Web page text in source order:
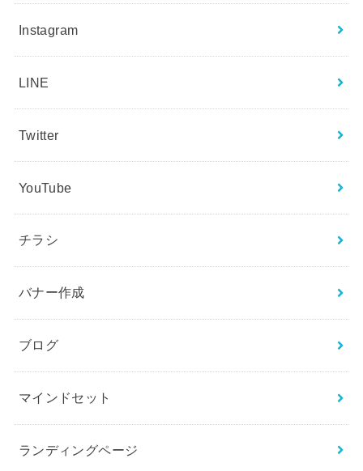
Instagram
LINE
Twitter
YouTube
チラシ
バナー作成
ブログ
マインドセット
ランディングページ